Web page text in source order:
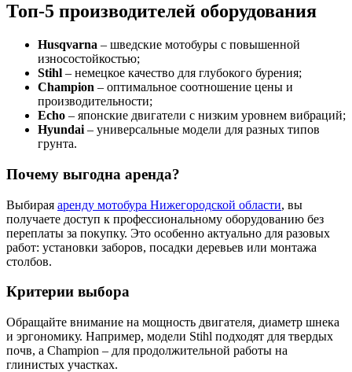
Топ-5 производителей оборудования
Husqvarna – шведские мотобуры с повышенной
износостойкостью;
Stihl – немецкое качество для глубокого бурения;
Champion – оптимальное соотношение цены и
производительности;
Echo – японские двигатели с низким уровнем вибраций;
Hyundai – универсальные модели для разных типов
грунта.
Почему выгодна аренда?
Выбирая аренду мотобура Нижегородской области, вы
получаете доступ к профессиональному оборудованию без
переплаты за покупку. Это особенно актуально для разовых
работ: установки заборов, посадки деревьев или монтажа
столбов.
Критерии выбора
Обращайте внимание на мощность двигателя, диаметр шнека
и эргономику. Например, модели Stihl подходят для твердых
почв, а Champion – для продолжительной работы на
глинистых участках.